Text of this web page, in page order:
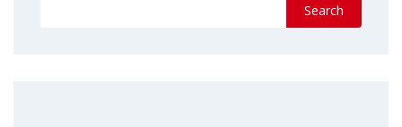
Search